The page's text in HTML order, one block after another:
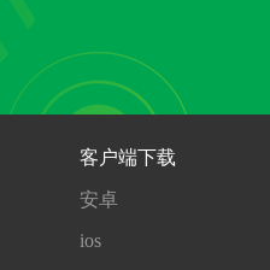
客户端下载
安卓
ios